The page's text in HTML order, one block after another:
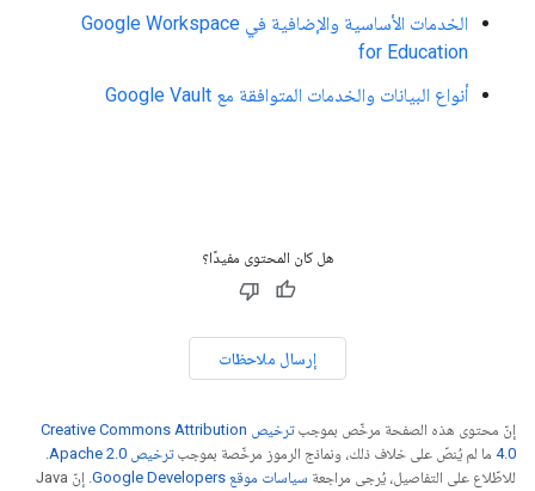
الخدمات الأساسية والإضافية في Google Workspace
for Education
أنواع البيانات والخدمات المتوافقة مع Google Vault
هل كان المحتوى مفيدًا؟
إرسال ملاحظات
إنّ محتوى هذه الصفحة مرخّص بموجب
ترخيص Creative Commons Attribution
4.0‏ ما لم يُنصّ على خلاف ذلك، ونماذج الرموز مرخّصة بموجبترخيص Apache 2.0‏
.
للاطّلاع على التفاصيل، يُرجى مراجعة سياسات موقع Google Developers‏
. إنّ Java